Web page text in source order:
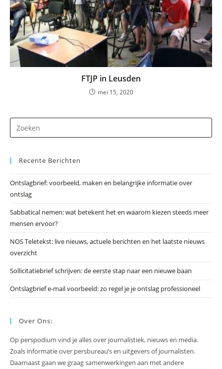
FTJP in Leusden
mei 15, 2020
op
Recente Berichten
Ontslagbrief: voorbeeld, maken en belangrijke informatie over
ontslag
Sabbatical nemen: wat betekent het en waarom kiezen steeds meer
mensen ervoor?
NOS Teletekst: live nieuws, actuele berichten en het laatste nieuws
overzicht
Sollicitatiebrief schrijven: de eerste stap naar een nieuwe baan
Ontslagbrief e-mail voorbeeld: zo regel je je ontslag professioneel
Over Ons:
Op perspodium vind je alles over journalistiek, nieuws en media.
Zoals informatie over persbureau’s en uitgevers of journalisten.
Daarnaast gaan we graag samenwerkingen aan met andere